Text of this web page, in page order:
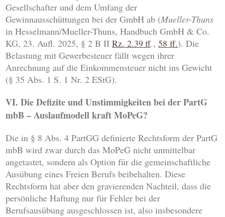
Gesellschafter und dem Umfang der
Gewinnausschüttungen bei der GmbH ab (Mueller-Thuns
in Hesselmann/Mueller-Thuns, Handbuch GmbH & Co.
KG, 23. Aufl. 2025, § 2 B IIRz. 2.39 ff.,58 ff.). Die
Belastung mit Gewerbesteuer fällt wegen ihrer
Anrechnung auf die Einkommensteuer nicht ins Gewicht
(§ 35 Abs. 1 S. 1 Nr. 2 EStG).
VI. Die Defizite und Unstimmigkeiten bei der PartG
mbB – Auslaufmodell kraft MoPeG?
Die in § 8 Abs. 4 PartGG definierte Rechtsform der PartG
mbB wird zwar durch das MoPeG nicht unmittelbar
angetastet, sondern als Option für die gemeinschaftliche
Ausübung eines Freien Berufs beibehalten. Diese
Rechtsform hat aber den gravierenden Nachteil, dass die
persönliche Haftung nur für Fehler bei der
Berufsausübung ausgeschlossen ist, also insbesondere